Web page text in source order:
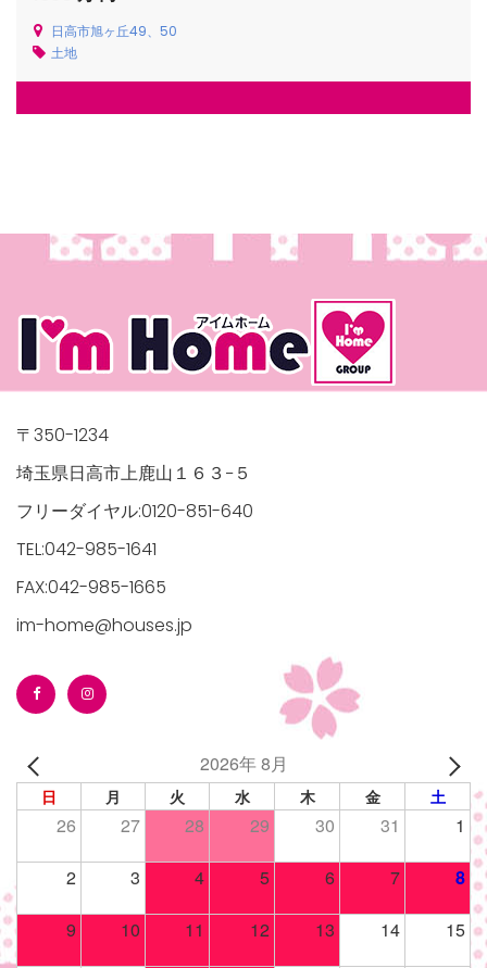
日高市旭ヶ丘49、50
土地
〒350-1234
埼玉県日高市上鹿山１６３−５
フリーダイヤル:0120-851-640
TEL:042-985-1641
FAX:042-985-1665
im-home@houses.jp
2026年 8月
日 月 火 水 木 金 土
26 27 28 29 30 31 1
2 3 4 5 6 7 8
9 10 11 12 13 14 15